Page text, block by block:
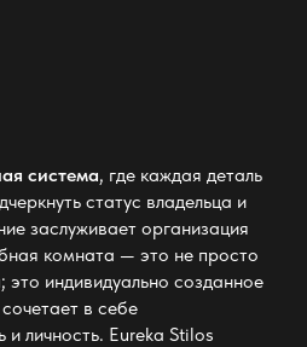
система, где каждая деталь
статус владельца и
заслуживает организация
комната — это не просто
индивидуально созданное
в себе
и личность. Eureka Stilos